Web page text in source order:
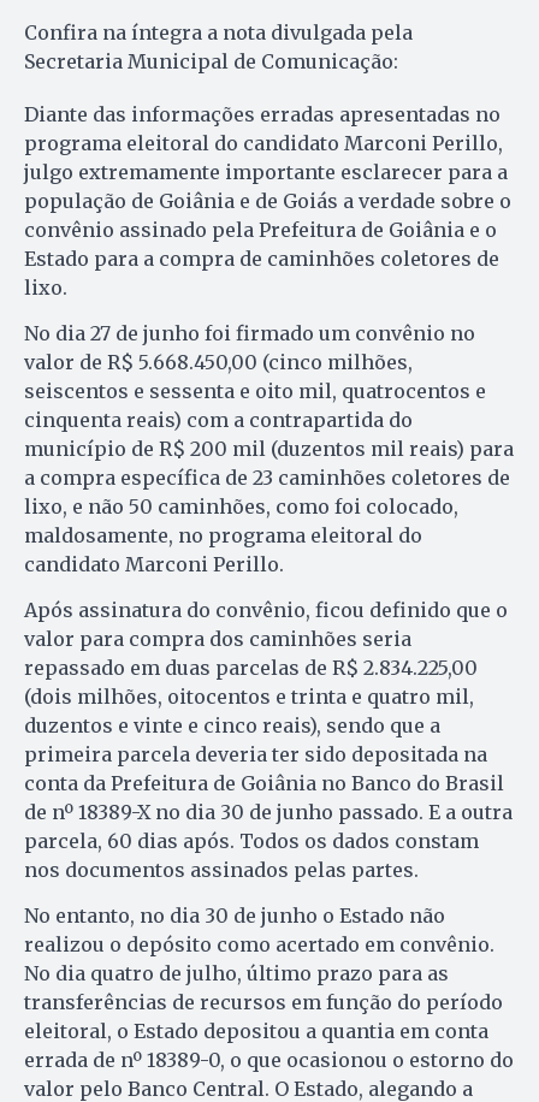
Confira na íntegra a nota divulgada pela
Secretaria Municipal de Comunicação:
Diante das informações erradas apresentadas no
programa eleitoral do candidato Marconi Perillo,
julgo extremamente importante esclarecer para a
população de Goiânia e de Goiás a verdade sobre o
convênio assinado pela Prefeitura de Goiânia e o
Estado para a compra de caminhões coletores de
lixo.
No dia 27 de junho foi firmado um convênio no
valor de R$ 5.668.450,00 (cinco milhões,
seiscentos e sessenta e oito mil, quatrocentos e
cinquenta reais) com a contrapartida do
município de R$ 200 mil (duzentos mil reais) para
a compra específica de 23 caminhões coletores de
lixo, e não 50 caminhões, como foi colocado,
maldosamente, no programa eleitoral do
candidato Marconi Perillo.
Após assinatura do convênio, ficou definido que o
valor para compra dos caminhões seria
repassado em duas parcelas de R$ 2.834.225,00
(dois milhões, oitocentos e trinta e quatro mil,
duzentos e vinte e cinco reais), sendo que a
primeira parcela deveria ter sido depositada na
conta da Prefeitura de Goiânia no Banco do Brasil
de nº 18389-X no dia 30 de junho passado. E a outra
parcela, 60 dias após. Todos os dados constam
nos documentos assinados pelas partes.
No entanto, no dia 30 de junho o Estado não
realizou o depósito como acertado em convênio.
No dia quatro de julho, último prazo para as
transferências de recursos em função do período
eleitoral, o Estado depositou a quantia em conta
errada de nº 18389-0, o que ocasionou o estorno do
valor pelo Banco Central. O Estado, alegando a